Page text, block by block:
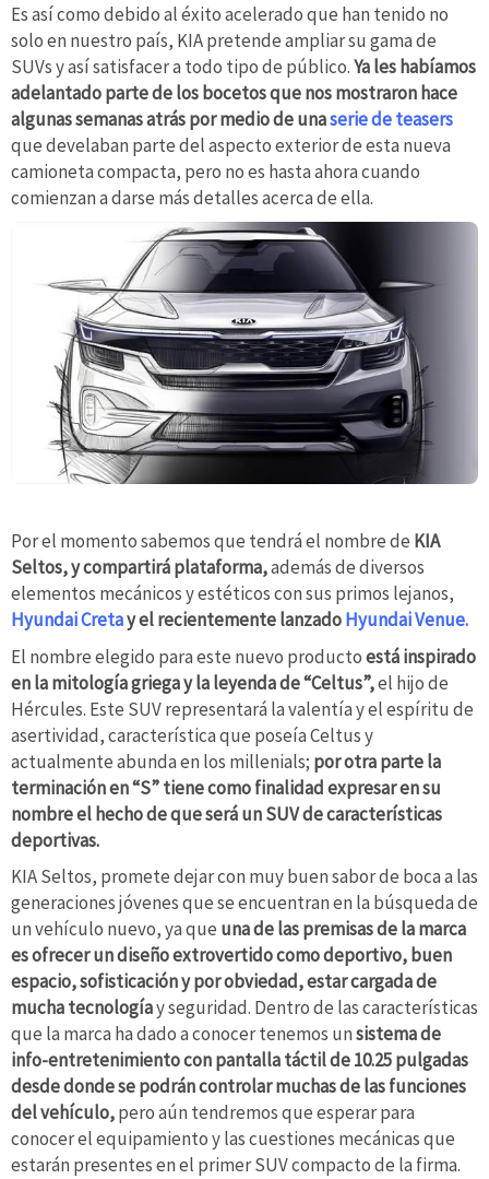
Es así como debido al éxito acelerado que han tenido no
solo en nuestro país, KIA pretende ampliar su gama de
SUVs y así satisfacer a todo tipo de público.Ya les habíamos
adelantado parte de los bocetos que nos mostraron hace
algunas semanas atrás por medio de unaserie de teasers
que develaban parte del aspecto exterior de esta nueva
camioneta compacta, pero no es hasta ahora cuando
comienzan a darse más detalles acerca de ella.
Por el momento sabemos que tendrá el nombre de KIA
Seltos, y compartirá plataforma,además de diversos
elementos mecánicos y estéticos con sus primos lejanos,
Hyundai Cretay el recientemente lanzadoHyundai Venue.
El nombre elegido para este nuevo productoestá inspirado
en la mitología griega y la leyenda de “Celtus”,el hijo de
Hércules. Este SUVrepresentará la valentía y el espíritu de
asertividad, característica que poseía Celtus y
actualmente abunda en los millenials; por otra parte la
terminación en “S” tiene como finalidad expresar en su
nombre el hecho de que será un SUV de características
deportivas.
KIA Seltos, promete dejar con muy buen sabor de boca a las
generaciones jóvenes que se encuentran en la búsqueda de
un vehículo nuevo, ya que una de las premisas de la marca
es ofrecer un diseño extrovertido como deportivo, buen
espacio, sofisticación y por obviedad, estar cargada de
mucha tecnologíay seguridad. Dentro de las características
que la marca ha dado a conocer tenemos unsistema de
info-entretenimiento con pantalla táctil de 10.25 pulgadas
desde donde se podrán controlar muchas de las funciones
del vehículo,pero aún tendremos que esperar para
conocer el equipamiento y las cuestiones mecánicas que
estarán presentes en el primer SUV compacto de la firma.